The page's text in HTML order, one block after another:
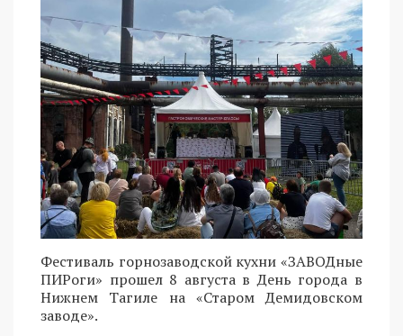
Фестиваль горнозаводской кухни «ЗАВОДные
ПИРоги» прошел 8 августа в День города в
Нижнем Тагиле на «Старом Демидовском
заводе».